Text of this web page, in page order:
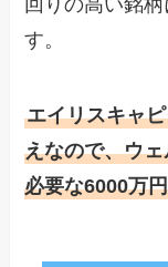
回りの高い銘
す。
エイリスキャ
えなので、ウ
必要な6000万